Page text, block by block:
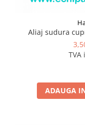
Aliaj sudura
TVA
ADAUGA